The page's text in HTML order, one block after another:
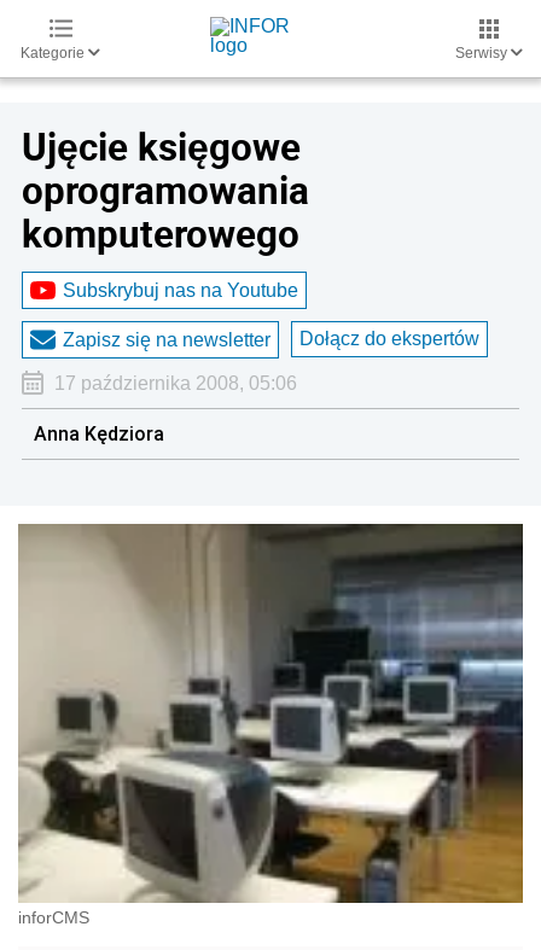
Kategorie Serwisy
Ujęcie księgowe
oprogramowania
komputerowego
Subskrybuj nas na Youtube
Zapisz się na newsletter Dołącz do ekspertów
17 października 2008, 05:06
Anna Kędziora
inforCMS